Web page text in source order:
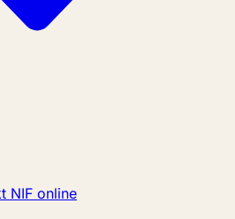
NIF online